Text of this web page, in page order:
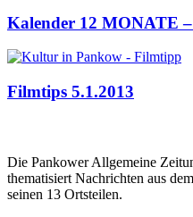
Kalender 12 MONATE
Filmtips 5.1.2013
Die Pankower Allgemeine
thematisiert Nachrichten aus
seinen 13 Ortsteilen.